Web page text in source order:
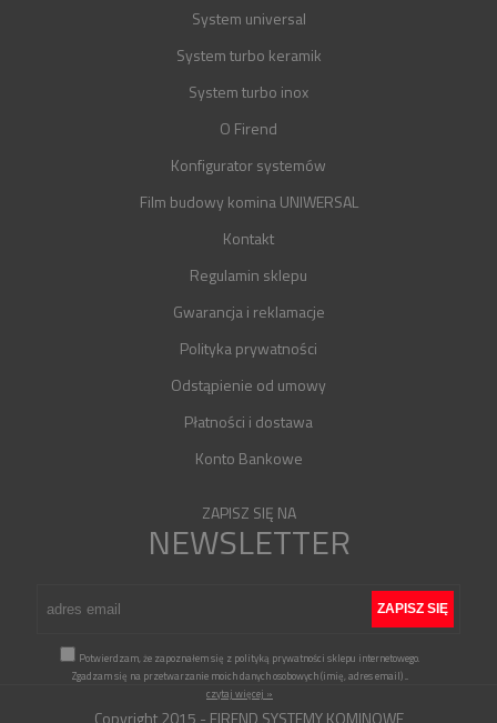
System universal
System turbo keramik
System turbo inox
O Firend
Konfigurator systemów
Film budowy komina UNIWERSAL
Kontakt
Regulamin sklepu
Gwarancja i reklamacje
Polityka prywatności
Odstąpienie od umowy
Płatności i dostawa
Konto Bankowe
ZAPISZ SIĘ NA
NEWSLETTER
Potwierdzam, że zapoznałem się z polityką prywatności sklepu internetowego.
Zgadzam się na przetwarzanie moich danych osobowych (imię, adres email)...
czytaj więcej »
Copyright 2015 - FIREND SYSTEMY KOMINOWE